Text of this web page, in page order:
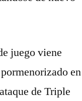
juego viene
en
de Triple